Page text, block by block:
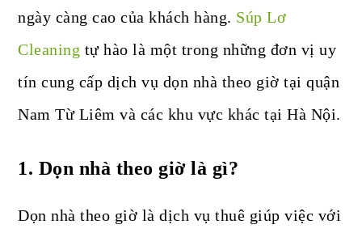
ngày càng cao của khách hàng. Súp Lơ
Cleaning tự hào là một trong những đơn vị uy
tín cung cấp dịch vụ dọn nhà theo giờ tại quận
Nam Từ Liêm và các khu vực khác tại Hà Nội.
1. Dọn nhà theo giờ là gì?
Dọn nhà theo giờ là dịch vụ thuê giúp việc với